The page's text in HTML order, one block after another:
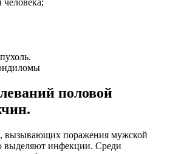
половой
вызывающих поражения мужской
выделяют инфекции. Среди